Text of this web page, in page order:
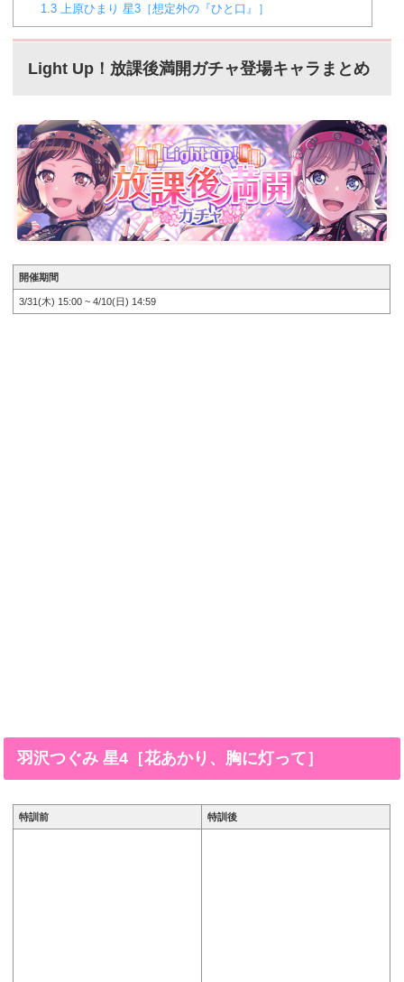
1.3 上原ひまり 星3［想定外の『ひと口』］
Light Up！放課後満開ガチャ登場キャラまとめ
開催期間
3/31(木) 15:00 ~ 4/10(日) 14:59
羽沢つぐみ 星4［花あかり、胸に灯って］
特訓前 特訓後